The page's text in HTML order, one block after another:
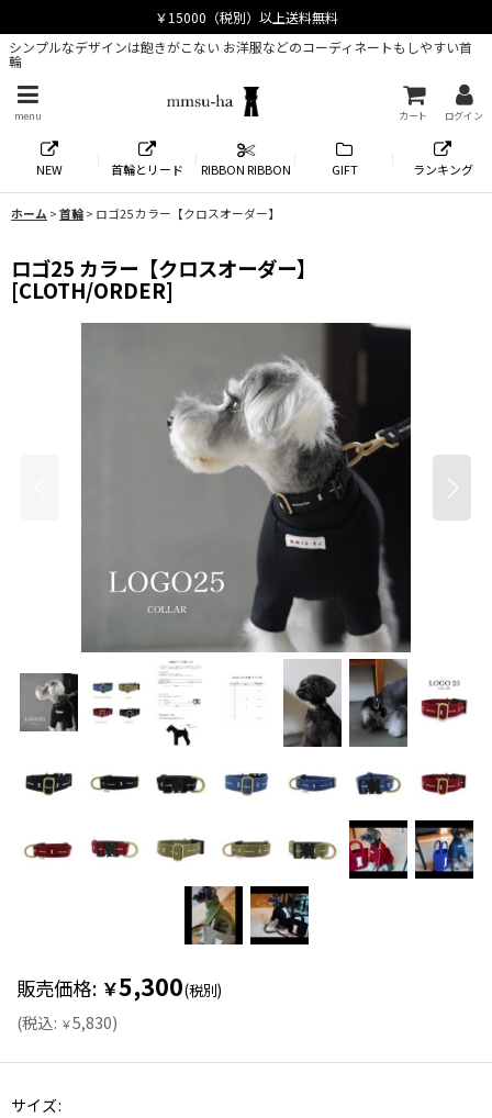
シンプルなデザインは飽きがこない お洋服などのコーディネートもしやすい首
輪
menu カート ログイン
NEW 首輪とリード RIBBON RIBBON GIFT ランキング
ホーム>首輪> ロゴ25 カラー【クロスオーダー】
ロゴ25 カラー【クロスオーダー】
[CLOTH/ORDER]
販売価格: ￥5,300(税別)
(税込: ￥5,830)
サイズ: